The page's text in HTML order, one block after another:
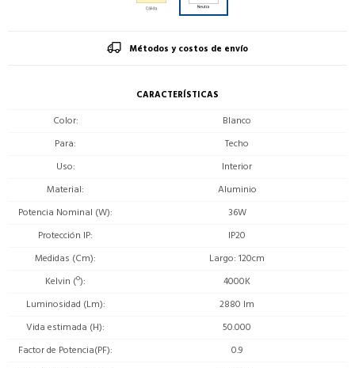
Métodos y costos de envío
CARACTERÍSTICAS
Color
Blanco
Para
Techo
Uso
Interior
Material
Aluminio
Potencia Nominal (W)
36W
Protección IP
IP20
Medidas (Cm)
Largo: 120cm
Kelvin (º)
4000K
Luminosidad (Lm)
2880 lm
Vida estimada (H)
50.000
Factor de Potencia(PF)
0.9